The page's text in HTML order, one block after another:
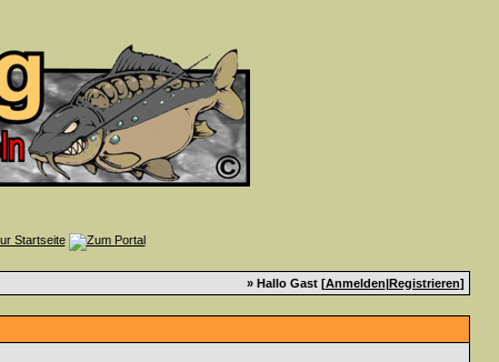
» Hallo Gast [Anmelden|Registrieren]